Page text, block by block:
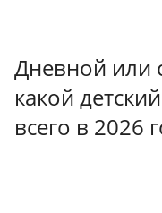
Дневной или
какой
всего в 2026